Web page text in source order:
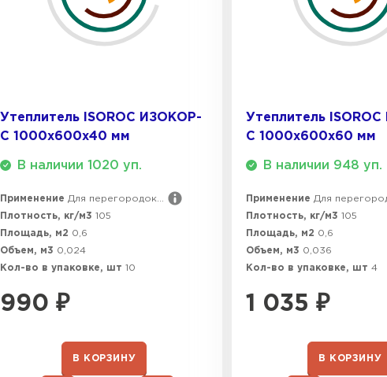
Утеплитель ISOROC ИЗОКОР-
С 1000х600х40 мм
В наличии 1020 уп.
Применение Для перегородок...
Плотность, кг/м3 105
Площадь, м2 0,6
Объем, м3 0,024
Кол-во в упаковке, шт 10
990 ₽
В КОРЗИНУ
Утеплитель
С 1000х600х60 мм
В наличии 948 уп.
Применение Для
Плотность, кг/м3 105
Площадь, м2 0,6
Объем, м3 0,036
Кол-во в упаковке, шт 4
1 035 ₽
В КОРЗИНУ